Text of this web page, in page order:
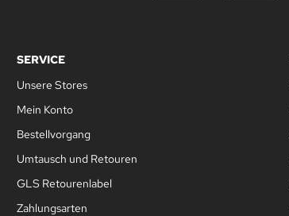
SERVICE
Unsere Stores
Mein Konto
Bestellvorgang
Umtausch und Retouren
GLS Retourenlabel
Zahlungsarten